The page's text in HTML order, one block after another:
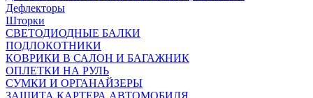
Дефлекторы
Шторки
СВЕТОДИОДНЫЕ БАЛКИ
ПОДЛОКОТНИКИ
КОВРИКИ В САЛОН И БАГАЖНИК
ОПЛЕТКИ НА РУЛЬ
СУМКИ И ОРГАНАЙЗЕРЫ
ЗАЩИТА КАРТЕРА АВТОМОБИЛЯ